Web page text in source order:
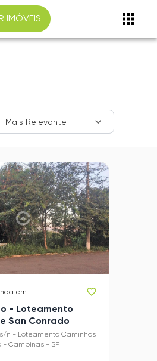
IMÓVEIS
Mais Relevante
em
- Loteamento
San Conrado
n - Loteamento Caminhos
- Campinas - SP